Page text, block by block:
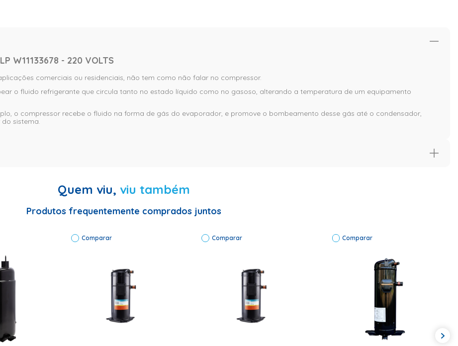
W11133678 - 220 VOLTS
comerciais ou residenciais, não tem como não falar no compressor.
o fluido refrigerante que circula tanto no estado líquido como no gasoso, alterando a temperatura de um equipamento
o compressor recebe o fluido na forma de gás do evaporador, e promove o bombeamento desse gás até o condensador,
sistema.
1/6 R600A EM2T60CLP W11133678 - 220 Volts Aplica-se nos modelos: W11133678
Quem viu, viu também
Produtos frequentemente comprados juntos
Comparar Comparar Comparar
ADICIONAR AO CARRINHO